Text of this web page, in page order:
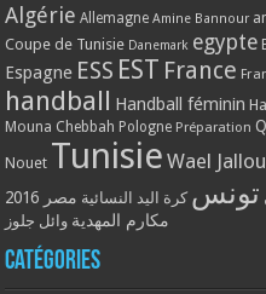
Algérie Allemagne Amine Bannour
Coupe de Tunisie Danemark egypte
Espagne ESS EST France
handball Handball féminin
Mouna Chebbah Pologne Préparation
Nouet Tunisie Wael
تونس كرة اليد النسائية مصر 2016
مكارم المهدية وائل جلوز
Catégories